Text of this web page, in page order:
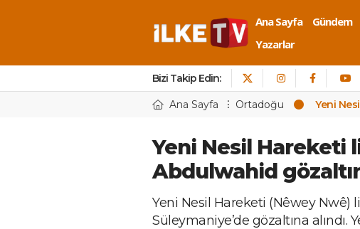
Ana Sayfa Gündem
Yazarlar
Bizi Takip Edin:
Ana Sayfa Ortadoğu Yeni
Yeni Nesil Hareketi
Abdulwahid
Yeni Nesil Hareketi (Nêwey Nwê)
Süleymaniye’de gözaltına alındı.